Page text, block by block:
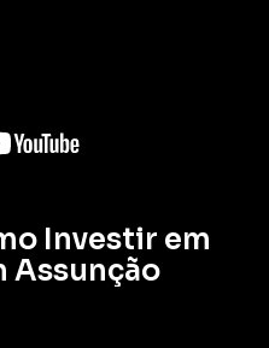
Investir em
Assunção